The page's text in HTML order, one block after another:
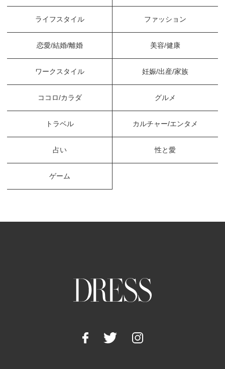
ライフスタイル ファッション
恋愛/結婚/離婚 美容/健康
ワークスタイル 妊娠/出産/家族
ココロ/カラダ グルメ
トラベル カルチャー/エンタメ
占い 性と愛
ゲーム